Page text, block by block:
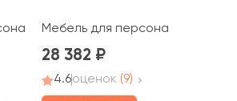
Тренд Метал / Trend Metal
Мебель для персонала
28 382
4.6оценок (9)